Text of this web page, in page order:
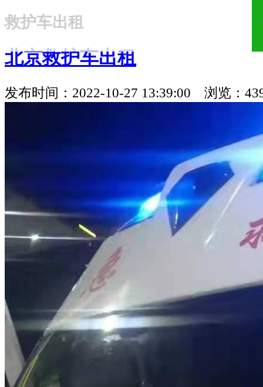
18321810781
救护车出租
北京救护车出租
发布时间：2022-10-27 13:39:00 浏览：